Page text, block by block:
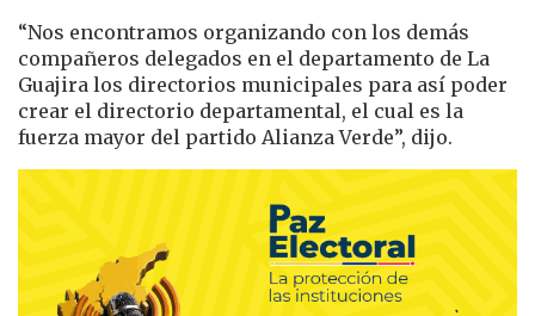
“Nos encontramos organizando con los demás
compañeros delegados en el departamento de La
Guajira los directorios municipales para así poder
crear el directorio departamental, el cual es la
fuerza mayor del partido Alianza Verde”, dijo.